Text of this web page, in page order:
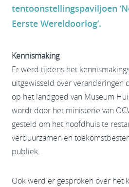
tentoonstellingspaviljoen
Eerste Wereldoorlog’.
Kennismaking
Er werd tijdens het
uitgewisseld over veranderingen
op het landgoed van Museum
wordt door het ministerie van
gesteld om het hoofdhuis te
verduurzamen en
publiek.
Ook werd er gesproken over het